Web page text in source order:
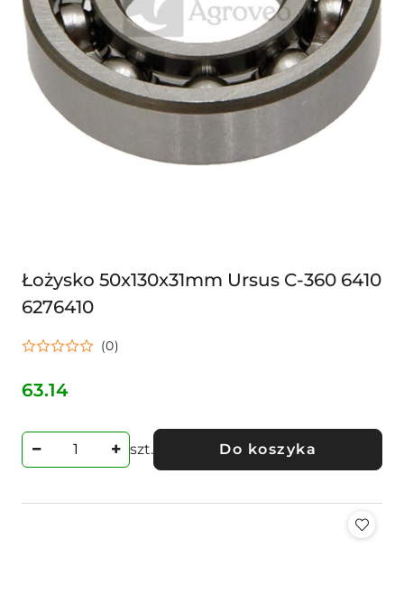
Łożysko 50x130x31mm Ursus C-360 6410
6276410
(0)
Cena:
63.14
szt. Do koszyka